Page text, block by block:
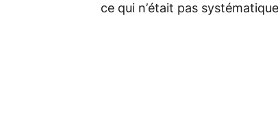
ce qui n’était pas